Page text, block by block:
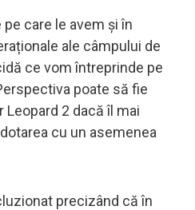
care le avem și în
ale câmpului de
ce vom întreprinde pe
poate să fie
2 dacă îl mai
cu un asemenea
precizând că în